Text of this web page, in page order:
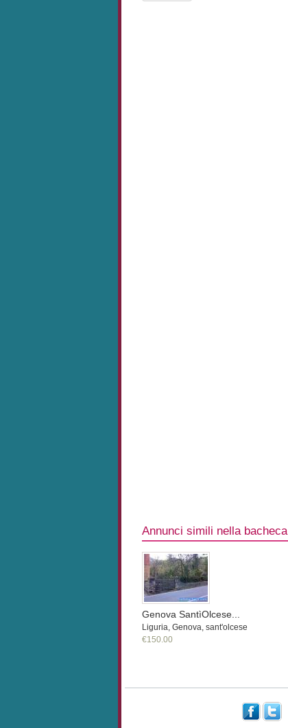
Annunci simili nella bacheca
Genova SantìOlcese...
Liguria, Genova, sant'olcese
€150.00